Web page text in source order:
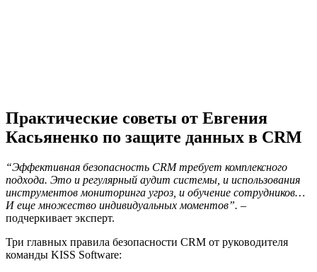
Практические советы от Евгения
Касьяненко по защите данных в CRM
“Эффективная безопасность CRM требует комплексного
подхода. Это и регулярный аудит системы, и использования
инструментов мониторинга угроз, и обучение сотрудников…
И еще множество индивидуальных моментов”. –
подчеркивает эксперт.
Три главных правила безопасности CRM от руководителя
команды KISS Software: